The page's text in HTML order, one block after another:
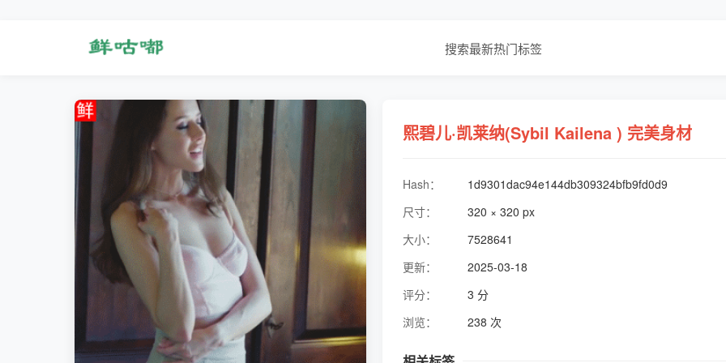
搜索最新热门标签
熙碧儿·凯莱纳(Sybil Kailena ) 完美身材
Hash：
1d9301dac94e144db309324bfb9fd0d9
尺寸：
320 × 320 px
大小：
7528641
更新：
2025-03-18
评分：
3 分
浏览：
238 次